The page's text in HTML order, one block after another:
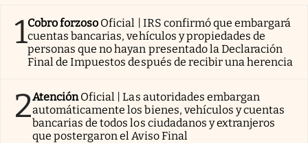
1Cobro forzoso Oficial | IRS confirmó que embargará
cuentas bancarias, vehículos y propiedades de
personas que no hayan presentado la Declaración
Final de Impuestos después de recibir una herencia
2AtenciónOficial | Las autoridades embargan
automáticamente los bienes, vehículos y cuentas
bancarias de todos los ciudadanos y extranjeros
que postergaron el Aviso Final